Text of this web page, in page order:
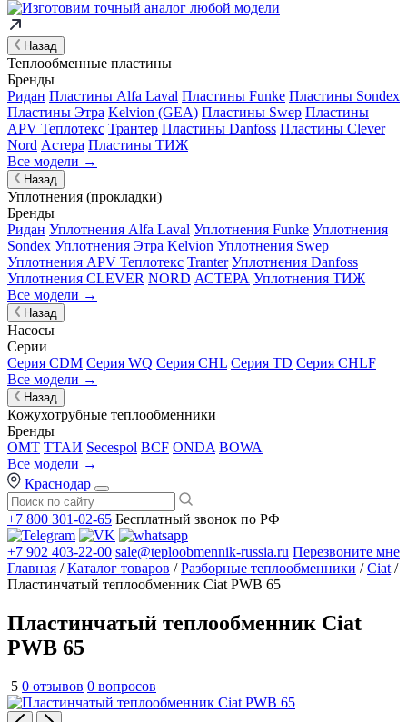
Назад
Теплообменные пластины
Бренды
Ридан Пластины Alfa Laval Пластины Funke Пластины Sondex
Пластины Этра Kelvion (GEA) Пластины Swep Пластины
APV Теплотекс Трантер Пластины Danfoss Пластины Clever
Nord Астера Пластины ТИЖ
Все модели →
Назад
Уплотнения (прокладки)
Бренды
Ридан Уплотнения Alfa Laval Уплотнения Funke Уплотнения
Sondex Уплотнения Этра Kelvion Уплотнения Swep
Уплотнения APV Теплотекс Tranter Уплотнения Danfoss
Уплотнения CLEVER NORD АСТЕРА Уплотнения ТИЖ
Все модели →
Назад
Насосы
Серии
Серия CDM Серия WQ Серия CHL Серия TD Серия CHLF
Все модели →
Назад
Кожухотрубные теплообменники
Бренды
OMT ТТАИ Secespol BCF ONDA BOWA
Все модели →
Краснодар
+7 800 301-02-65 Бесплатный звонок по РФ
+7 902 403-22-00 sale@teploobmennik-russia.ru Перезвоните мне
Главная /Каталог товаров /Разборные теплообменники /Ciat /
Пластинчатый теплообменник Ciat PWB 65
Пластинчатый теплообменник Ciat
PWB 65
5 0 отзывов 0 вопросов